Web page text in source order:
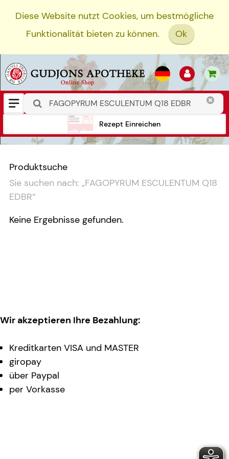
Diese Website nutzt Cookies, um bestmögliche
Funktionalität bieten zu können.
Ok
Rezept Einreichen
Produktsuche
Sie suchen nach: „FAGOPYRUM ESCULENTUM Q18
EDBR“
Keine Ergebnisse gefunden.
Wir akzeptieren Ihre Bezahlung:
Kreditkarten VISA und MASTER
giropay
über Paypal
per Vorkasse